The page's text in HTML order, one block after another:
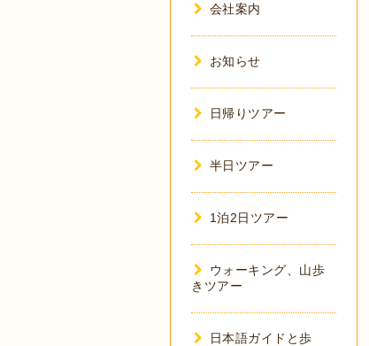
会社案内
お知らせ
日帰りツアー
半日ツアー
1泊2日ツアー
ウォーキング、山歩
きツアー
日本語ガイドと歩